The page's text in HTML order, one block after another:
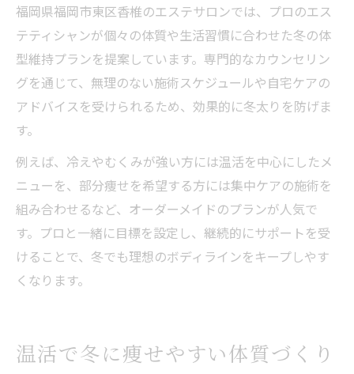
福岡県福岡市東区香椎のエステサロンでは、プロのエス
テティシャンが個々の体質や生活習慣に合わせた冬の体
型維持プランを提案しています。専門的なカウンセリン
グを通じて、無理のない施術スケジュールや自宅ケアの
アドバイスを受けられるため、効果的に冬太りを防げま
す。
例えば、冷えやむくみが強い方には温活を中心にしたメ
ニューを、部分痩せを希望する方には集中ケアの施術を
組み合わせるなど、オーダーメイドのプランが人気で
す。プロと一緒に目標を設定し、継続的にサポートを受
けることで、冬でも理想のボディラインをキープしやす
くなります。
温活で冬に痩せやすい体質づくり